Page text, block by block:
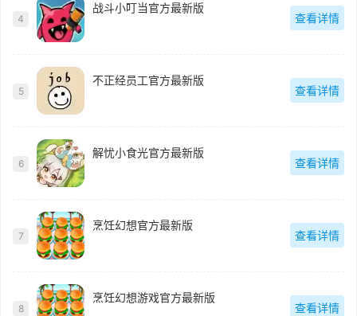
4
战斗小叮当官方最新版
查看详情
5
不正经员工官方最新版
查看详情
6
解忧小食光官方最新版
查看详情
7
烹饪幻想官方最新版
查看详情
8
烹饪幻想游戏官方最新版
查看详情